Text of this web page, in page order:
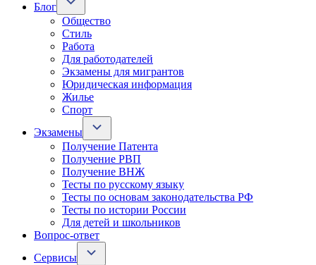
Блог
Общество
Стиль
Работа
Для работодателей
Экзамены для мигрантов
Юридическая информация
Жилье
Спорт
Экзамены
Получение Патента
Получение РВП
Получение ВНЖ
Тесты по русскому языку
Тесты по основам законодательства РФ
Тесты по истории России
Для детей и школьников
Вопрос-ответ
Сервисы